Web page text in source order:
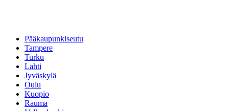
Pääkaupunkiseutu
Tampere
Turku
Lahti
Jyväskylä
Oulu
Kuopio
Rauma